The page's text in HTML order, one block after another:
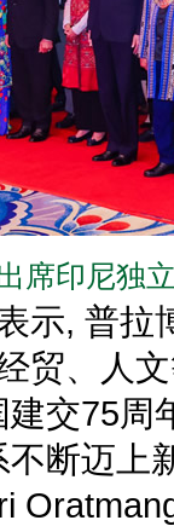
席印尼独
示, 普拉
贸、人
交75
断迈上